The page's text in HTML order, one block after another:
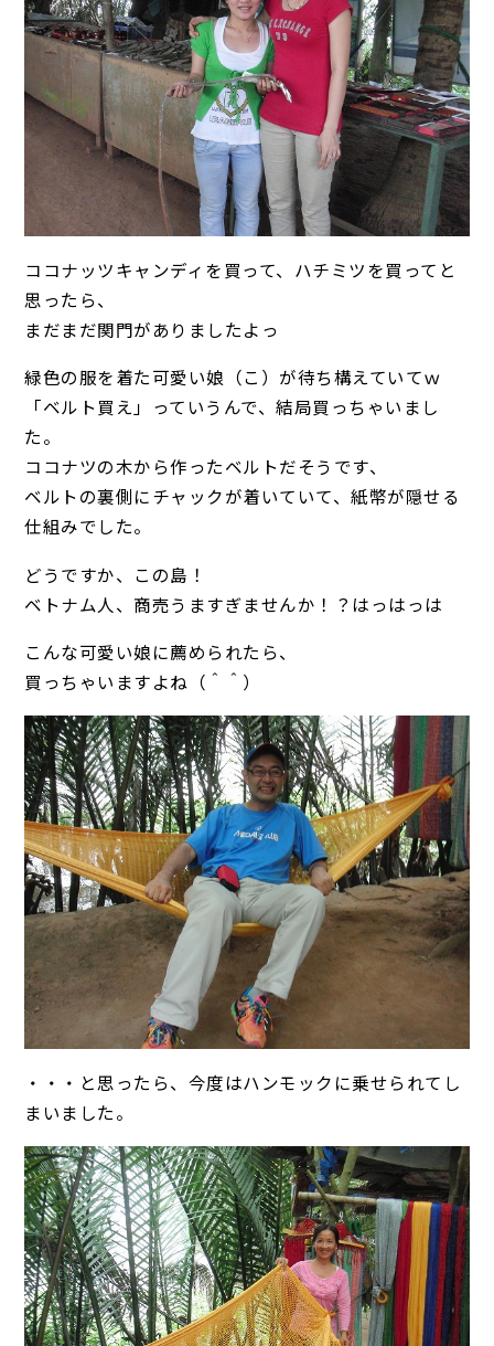
ココナッツキャンディを買って、ハチミツを買ってと
思ったら、
まだまだ関門がありましたよっ
緑色の服を着た可愛い娘（こ）が待ち構えていてｗ
「ベルト買え」っていうんで、結局買っちゃいまし
た。
ココナツの木から作ったベルトだそうです、
ベルトの裏側にチャックが着いていて、紙幣が隠せる
仕組みでした。
どうですか、この島！
ベトナム人、商売うますぎませんか！？はっはっは
こんな可愛い娘に薦められたら、
買っちゃいますよね（＾＾）
・・・と思ったら、今度はハンモックに乗せられてし
まいました。